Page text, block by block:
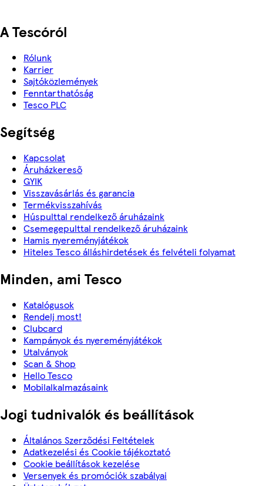
A Tescóról
Rólunk
Karrier
Sajtóközlemények
Fenntarthatóság
Tesco PLC
Segítség
Kapcsolat
Áruházkereső
GYIK
Visszavásárlás és garancia
Termékvisszahívás
Húspulttal rendelkező áruházaink
Csemegepulttal rendelkező áruházaink
Hamis nyereményjátékok
Hiteles Tesco álláshirdetések és felvételi folyamat
Minden, ami Tesco
Katalógusok
Rendelj most!
Clubcard
Kampányok és nyereményjátékok
Utalványok
Scan & Shop
Hello Tesco
Mobilalkalmazásaink
Jogi tudnivalók és beállítások
Általános Szerződési Feltételek
Adatkezelési és Cookie tájékoztató
Cookie beállítások kezelése
Versenyek és promóciók szabályai